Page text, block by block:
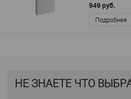
949 руб.
Подробнее
НЕ ЗНАЕТЕ ЧТО